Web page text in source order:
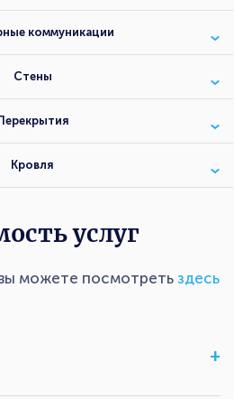
коммуникации
Стены
Кровля
услуг
можете посмотреть здесь